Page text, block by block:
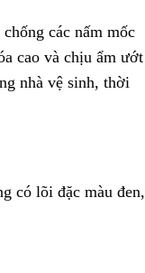
các nấm mốc
cao và chịu ẩm ướt
nhà vệ sinh, thời
có lõi đặc màu đen,